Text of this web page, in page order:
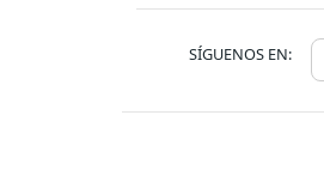
SÍGUENOS EN: